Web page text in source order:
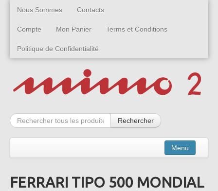
Nous Sommes Contacts
Compte Mon Panier Terms et Conditions
Politique de Confidentialité
Rechercher
Menu
Kits
FERRARI TIPO 500 MONDIAL